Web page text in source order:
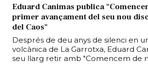
Eduard Canimas publica
primer avançament del seu nou
del Caos"
Després de deu anys de silenci en
volcànica de La Garrotxa, Eduard
seu llarg retir amb "Comencem de